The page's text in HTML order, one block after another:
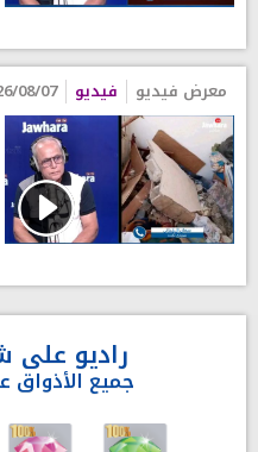
معرض فيديو فيديو 07 09:50
راديو على
جميع